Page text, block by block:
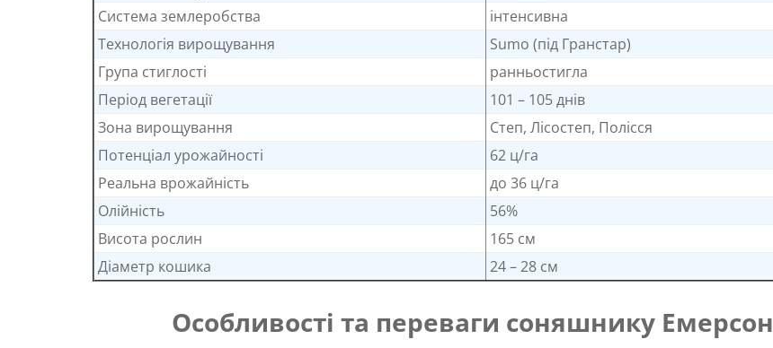
Система землеробства
інтенсивна
Технологія вирощування
Sumo (під Гранстар)
Група стиглості
ранньостигла
Період вегетації
101 – 105 днів
Зона вирощування
Степ, Лісостеп, Полісся
Потенціал урожайності
62 ц/га
Реальна врожайність
до 36 ц/га
Олійність
56%
Висота рослин
165 см
Діаметр кошика
24 – 28 см
Особливості та переваги соняшнику Емерсон